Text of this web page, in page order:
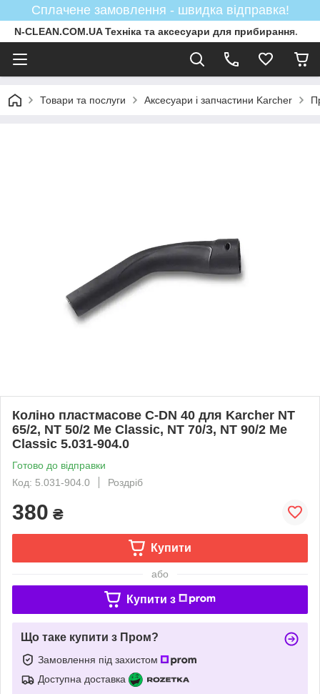
Сплачене замовлення - швидка відправка!
N-CLEAN.COM.UA Техніка та аксесуари для прибирання.
Товари та послуги Аксесуари і запчастини Karcher
Коліно пластмасове С-DN 40 для Karcher NT
65/2, NT 50/2 Me Classic, NT 70/3, NT 90/2 Me
Classic 5.031-904.0
Готово до відправки
Код: 5.031-904.0
Роздріб
380 ₴
Купити
або
Купити з
Що таке купити з Пром?
Замовлення під захистом
Доступна доставка